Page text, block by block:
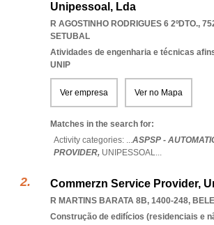
Unipessoal, Lda
R AGOSTINHO RODRIGUES 6 2ºDTO.,
SETUBAL
Atividades de engenharia e técnicas
UNIP
Ver empresa Ver no Mapa
Matches in the search for:
Activity categories: ...ASPSP -
PROVIDER, UNIPESSOAL...
Commerzn Service Provider,
R MARTINS BARATA 8B, 1400-248,
Construção de edifícios (residenciais e